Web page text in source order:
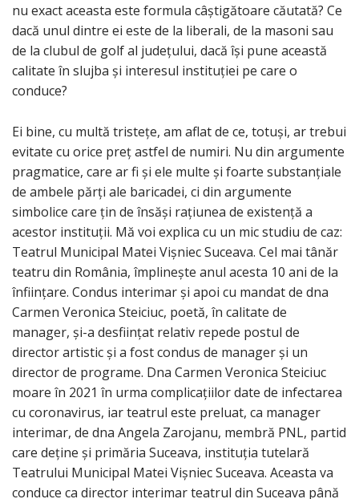
nu exact aceasta este formula câștigătoare căutată? Ce
dacă unul dintre ei este de la liberali, de la masoni sau
de la clubul de golf al județului, dacă își pune această
calitate în slujba și interesul instituției pe care o
conduce?
Ei bine, cu multă tristețe, am aflat de ce, totuși, ar trebui
evitate cu orice preț astfel de numiri. Nu din argumente
pragmatice, care ar fi și ele multe și foarte substanțiale
de ambele părți ale baricadei, ci din argumente
simbolice care țin de însăși rațiunea de existență a
acestor instituții. Mă voi explica cu un mic studiu de caz:
Teatrul Municipal Matei Vișniec Suceava. Cel mai tânăr
teatru din România, împlinește anul acesta 10 ani de la
înființare. Condus interimar și apoi cu mandat de dna
Carmen Veronica Steiciuc, poetă, în calitate de
manager, și-a desființat relativ repede postul de
director artistic și a fost condus de manager și un
director de programe. Dna Carmen Veronica Steiciuc
moare în 2021 în urma complicațiilor date de infectarea
cu coronavirus, iar teatrul este preluat, ca manager
interimar, de dna Angela Zarojanu, membră PNL, partid
care deține și primăria Suceava, instituția tutelară
Teatrului Municipal Matei Vișniec Suceava. Aceasta va
conduce ca director interimar teatrul din Suceava până